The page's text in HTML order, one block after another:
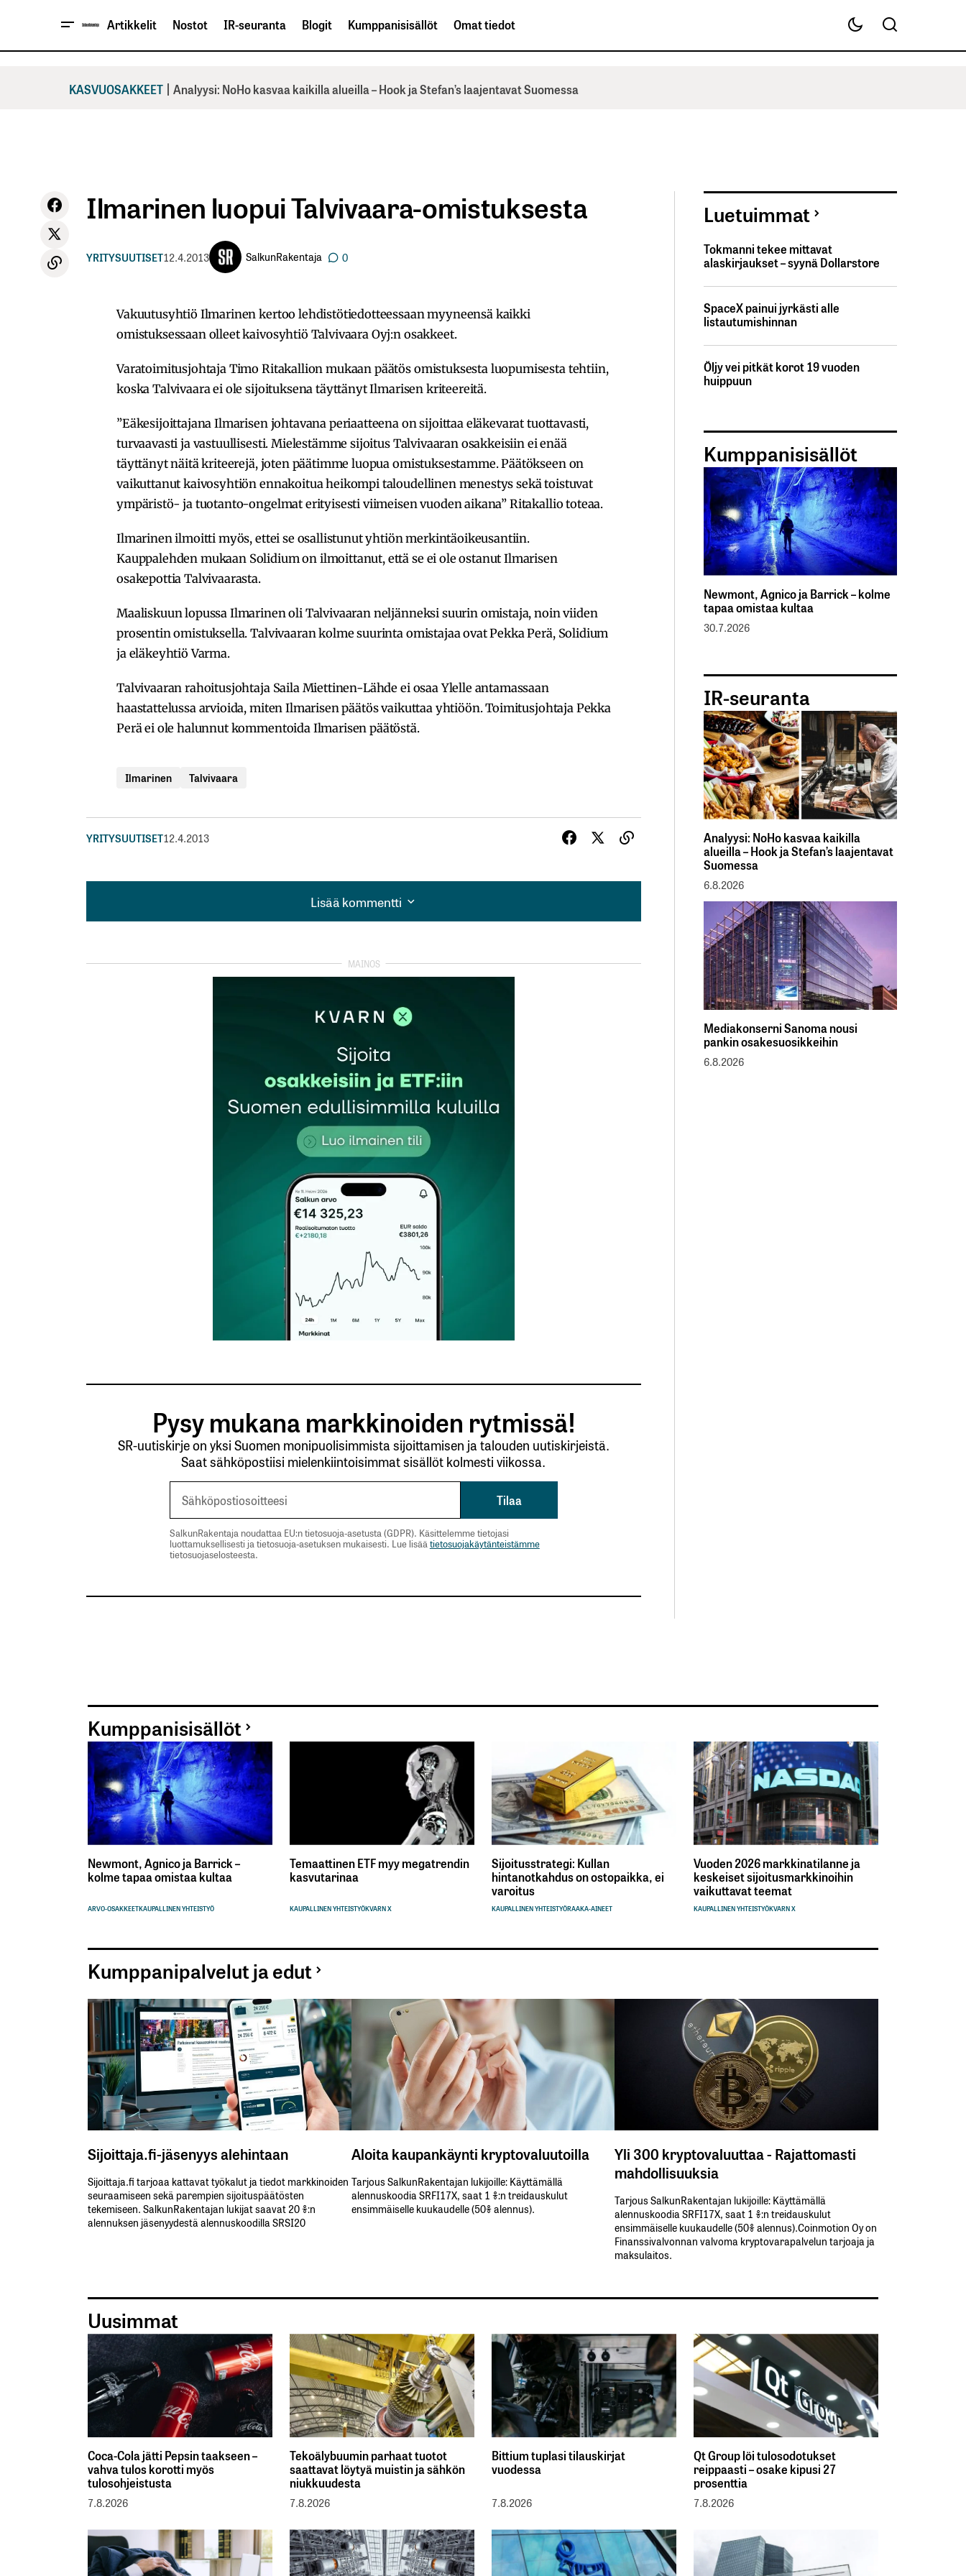
Artikkelit Nostot IR-seuranta Blogit Kumppanisisällöt Omat tiedot
KASVUOSAKKEET | Analyysi: NoHo kasvaa kaikilla alueilla – Hook ja Stefan’s laajentavat Suomessa
Ilmarinen luopui Talvivaara-omistuksesta
YRITYSUUTISET12.4.2013 SalkunRakentaja 0
Vakuutusyhtiö Ilmarinen kertoo lehdistötiedotteessaan myyneensä kaikki
omistuksessaan olleet kaivosyhtiö Talvivaara Oyj:n osakkeet.
Varatoimitusjohtaja Timo Ritakallion mukaan päätös omistuksesta luopumisesta tehtiin,
koska Talvivaara ei ole sijoituksena täyttänyt Ilmarisen kriteereitä.
”Eäkesijoittajana Ilmarisen johtavana periaatteena on sijoittaa eläkevarat tuottavasti,
turvaavasti ja vastuullisesti. Mielestämme sijoitus Talvivaaran osakkeisiin ei enää
täyttänyt näitä kriteerejä, joten päätimme luopua omistuksestamme. Päätökseen on
vaikuttanut kaivosyhtiön ennakoitua heikompi taloudellinen menestys sekä toistuvat
ympäristö- ja tuotanto-ongelmat erityisesti viimeisen vuoden aikana” Ritakallio toteaa.
Ilmarinen ilmoitti myös, ettei se osallistunut yhtiön merkintäoikeusantiin.
Kauppalehden mukaan Solidium on ilmoittanut, että se ei ole ostanut Ilmarisen
osakepottia Talvivaarasta.
Maaliskuun lopussa Ilmarinen oli Talvivaaran neljänneksi suurin omistaja, noin viiden
prosentin omistuksella. Talvivaaran kolme suurinta omistajaa ovat Pekka Perä, Solidium
ja eläkeyhtiö Varma.
Talvivaaran rahoitusjohtaja Saila Miettinen-Lähde ei osaa Ylelle antamassaan
haastattelussa arvioida, miten Ilmarisen päätös vaikuttaa yhtiöön. Toimitusjohtaja Pekka
Perä ei ole halunnut kommentoida Ilmarisen päätöstä.
Ilmarinen Talvivaara
YRITYSUUTISET12.4.2013
Lisää kommentti
Lisää kommentti
Pakolliset kentät on merkitty
Sähköpostiosoitteesi
Pysy mukana markkinoiden rytmissä!
SR-uutiskirje on yksi Suomen monipuolisimmista sijoittamisen ja talouden uutiskirjeistä.
Saat sähköpostiisi mielenkiintoisimmat sisällöt kolmesti viikossa.
SalkunRakentaja noudattaa EU:n tietosuoja-asetusta (GDPR). Käsittelemme tietojasi
luottamuksellisesti ja tietosuoja-asetuksen mukaisesti. Lue lisää tietosuojakäytänteistämme
tietosuojaselosteesta.
Luetuimmat
Tokmanni tekee mittavat
alaskirjaukset – syynä Dollarstore
SpaceX painui jyrkästi alle
listautumishinnan
Öljy vei pitkät korot 19 vuoden
huippuun
Kumppanisisällöt
Newmont, Agnico ja Barrick – kolme
tapaa omistaa kultaa
30.7.2026
IR-seuranta
Analyysi: NoHo kasvaa kaikilla
alueilla – Hook ja Stefan’s laajentavat
Suomessa
6.8.2026
Mediakonserni Sanoma nousi
pankin osakesuosikkeihin
6.8.2026
Kumppanisisällöt
Newmont, Agnico ja Barrick –
kolme tapaa omistaa kultaa
ARVO-OSAKKEETKAUPALLINEN YHTEISTYÖ
Temaattinen ETF myy megatrendin
kasvutarinaa
KAUPALLINEN YHTEISTYÖKVARN X
Sijoitusstrategi: Kullan
hintanotkahdus on ostopaikka, ei
varoitus
KAUPALLINEN YHTEISTYÖRAAKA-AINEET
Vuoden 2026 markkinatilanne ja
keskeiset sijoitusmarkkinoihin
vaikuttavat teemat
KAUPALLINEN YHTEISTYÖKVARN X
Kumppanipalvelut ja edut
Sijoittaja.fi-jäsenyys alehintaan
Sijoittaja.fi tarjoaa kattavat työkalut ja tiedot markkinoiden
seuraamiseen sekä parempien sijoituspäätösten
tekemiseen. SalkunRakentajan lukijat saavat 20 %:n
alennuksen jäsenyydestä alennuskoodilla SRSI20
Aloita kaupankäynti kryptovaluutoilla
Tarjous SalkunRakentajan lukijoille: Käyttämällä​ ​
alennuskoodia​ ​SRFI17X,​ ​saat​ ​1 %:n treidauskulut​ ​
ensimmäiselle​ ​kuukaudelle​ ​(50%​ ​alennus).
Yli 300 kryptovaluuttaa - Rajattomasti
mahdollisuuksia
Tarjous SalkunRakentajan lukijoille: Käyttämällä​ ​
alennuskoodia​ ​SRFI17X,​ ​saat​ ​1 %:n treidauskulut​ ​
ensimmäiselle​ ​kuukaudelle​ ​(50%​ ​alennus).Coinmotion Oy on
Finanssivalvonnan valvoma kryptovarapalvelun tarjoaja ja
maksulaitos.
Uusimmat
Coca-Cola jätti Pepsin taakseen –
vahva tulos korotti myös
tulosohjeistusta
7.8.2026
Tekoälybuumin parhaat tuotot
saattavat löytyä muistin ja sähkön
niukkuudesta
7.8.2026
Bittium tuplasi tilauskirjat
vuodessa
7.8.2026
Qt Group löi tulosodotukset
reippaasti – osake kipusi 27
prosenttia
7.8.2026